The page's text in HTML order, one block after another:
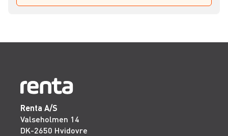
Renta A/S
Valseholmen 14
DK-2650 Hvidovre